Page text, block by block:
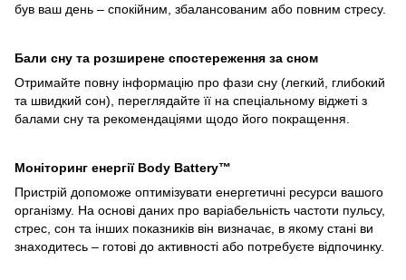
був ваш день – спокійним, збалансованим або повним стресу.
Бали сну та розширене спостереження за сном
Отримайте повну інформацію про фази сну (легкий, глибокий
та швидкий сон), переглядайте її на спеціальному віджеті з
балами сну та рекомендаціями щодо його покращення.
Моніторинг енергії Body Battery™
Пристрій допоможе оптимізувати енергетичні ресурси вашого
організму. На основі даних про варіабельність частоти пульсу,
стрес, сон та інших показників він визначає, в якому стані ви
знаходитесь – готові до активності або потребуєте відпочинку.